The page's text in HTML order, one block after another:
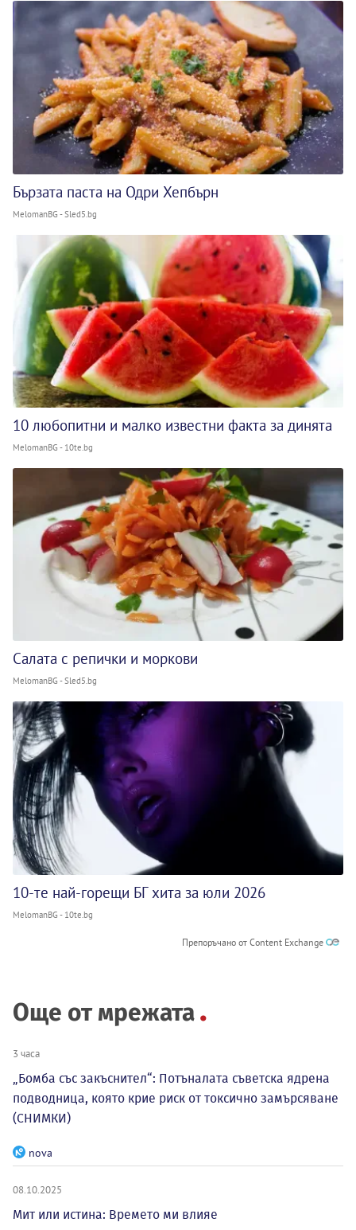
Бързата паста на Одри Хепбърн
MelomanBG - Sled5.bg
10 любопитни и малко известни факта за динята
MelomanBG - 10te.bg
Салата с репички и моркови
MelomanBG - Sled5.bg
10-те най-горещи БГ хита за юли 2026
MelomanBG - 10te.bg
Препоръчано от Content Exchange
Още от мрежата
3 часа
„Бомба със закъснител“: Потъналата съветска ядрена
подводница, която крие риск от токсично замърсяване
(СНИМКИ)
nova
08.10.2025
Мит или истина: Времето ми влияе